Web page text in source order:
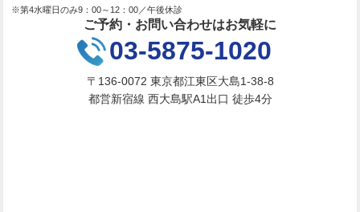
※第4水曜日のみ9：00～12：00／午後休診
ご予約・お問い合わせはお気軽に
03-5875-1020
〒136-0072 東京都江東区大島1-38-8
都営新宿線 西大島駅A1出口 徒歩4分